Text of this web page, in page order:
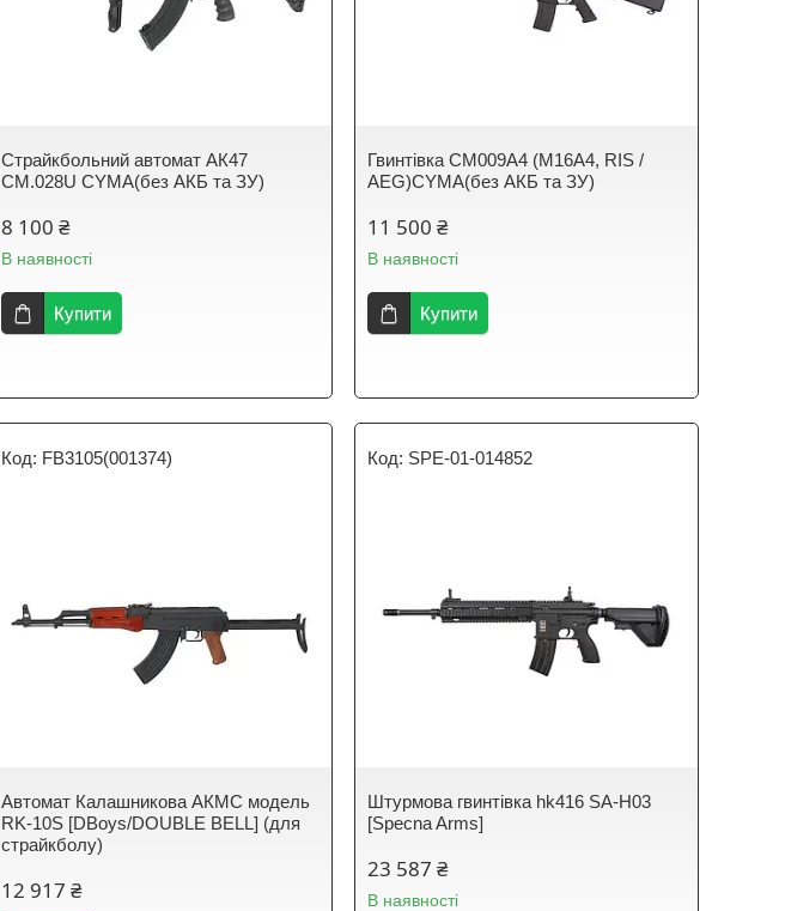
Страйкбольний автомат АК47
CM.028U CYMA(без АКБ та ЗУ)
8 100 ₴
В наявності
Купити
Гвинтівка CM009A4 (M16A4, RIS /
AEG)CYMA(без АКБ та ЗУ)
11 500 ₴
В наявності
Купити
FB3105(001374)
Автомат Калашникова АКМС модель
RK-10S [DBoys/DOUBLE BELL] (для
страйкболу)
12 917 ₴
SPE-01-014852
Штурмова гвинтівка hk416 SA-H03
[Specna Arms]
23 587 ₴
В наявності